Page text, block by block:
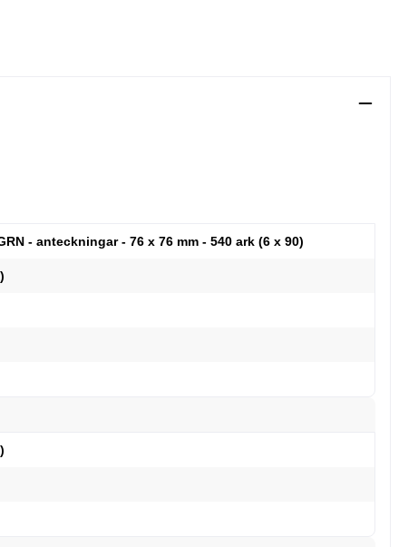
- anteckningar - 76 x 76 mm - 540 ark (6 x 90)